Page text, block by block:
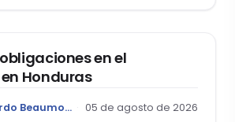
en el
Honduras
Austin Ricardo Beaumont Rivera 05 de agosto de 2026